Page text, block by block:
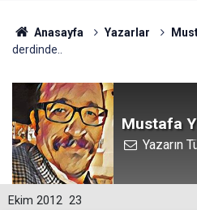
Anasayfa Yazarlar
derdinde..
Mustafa
Yazarın
23
Ekim 2012